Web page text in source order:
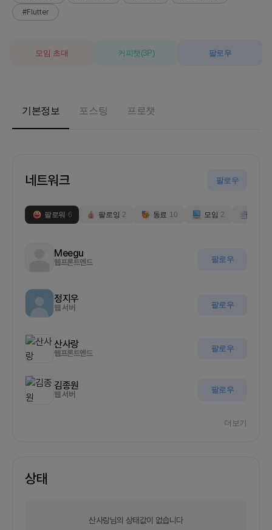
#Flutter
모임 초대 커피챗 (3P) 팔로우
기본정보 포스팅 프로챗
네트워크 팔로우
팔로워 6 팔로잉 2 동료 10 모임 2
Meegu
웹프론트엔드 팔로우
정지우
웹 서버 팔로우
산사랑
웹프론트엔드
팔로우
김종원
웹 서버
팔로우
더보기
상태
산사랑님의 상태값이 없습니다